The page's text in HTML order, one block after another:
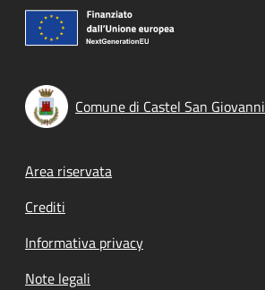
Comune di Castel San Giovanni
Footer menu
Area riservata
Crediti
Informativa privacy
Note legali